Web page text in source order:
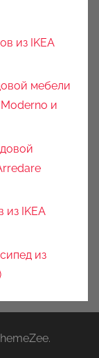
из IKEA
мебели
и
из IKEA
из